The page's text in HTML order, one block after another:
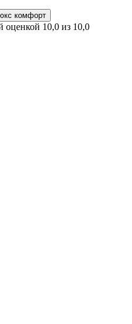
комфорт
оценкой 10,0 из 10,0